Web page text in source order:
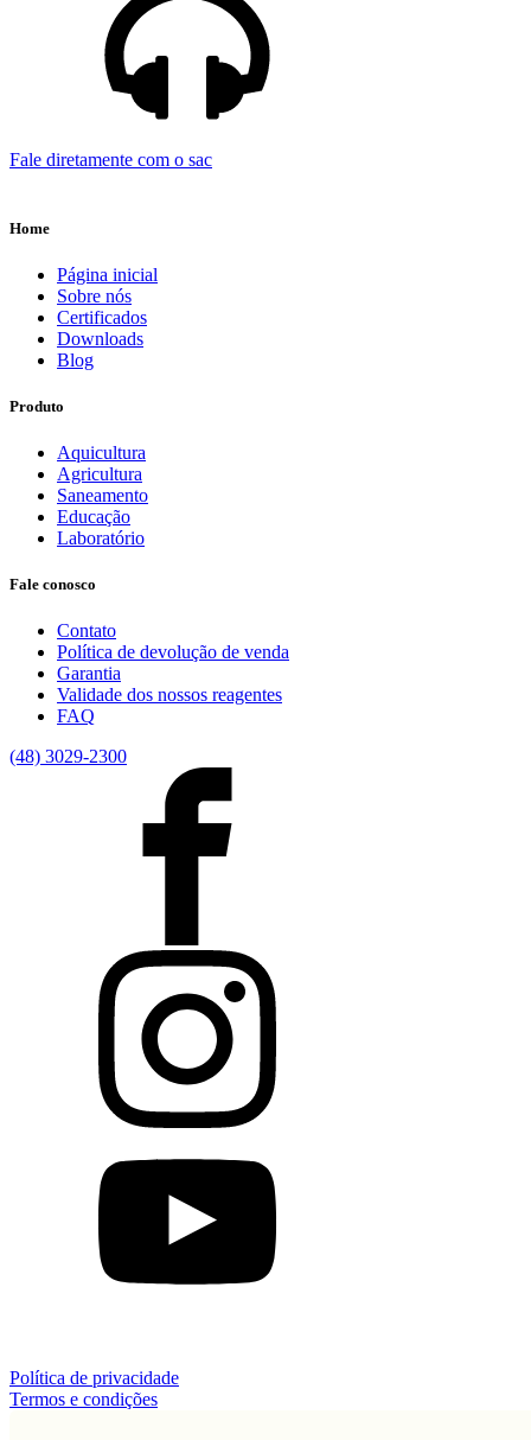
Fale diretamente com o sac
Home
Página inicial
Sobre nós
Certificados
Downloads
Blog
Produto
Aquicultura
Agricultura
Saneamento
Educação
Laboratório
Fale conosco
Contato
Política de devolução de venda
Garantia
Validade dos nossos reagentes
FAQ
(48) 3029-2300
Política de privacidade
Termos e condições